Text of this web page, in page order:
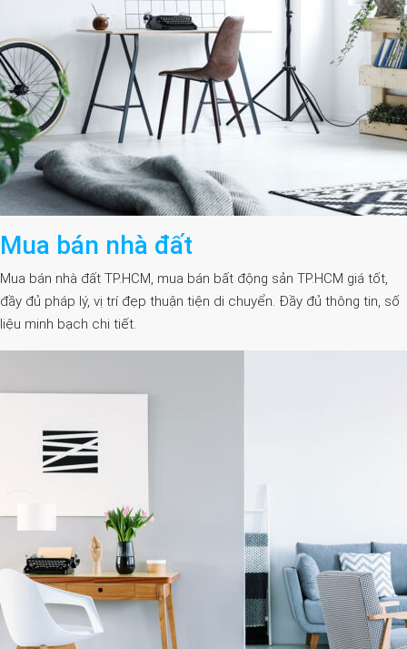
Mua bán nhà đất
Mua bán nhà đất TP.HCM, mua bán bất động sản TP.HCM giá tốt,
đầy đủ pháp lý, vị trí đẹp thuận tiện di chuyển. Đầy đủ thông tin, số
liệu minh bạch chi tiết.